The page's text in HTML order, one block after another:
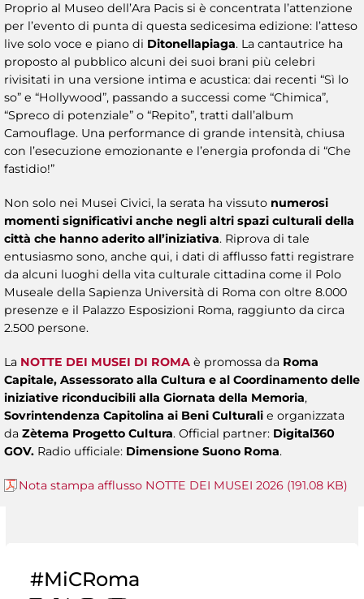
Proprio al Museo dell’Ara Pacis si è concentrata l’attenzione
per l’evento di punta di questa sedicesima edizione: l’atteso
live solo voce e piano di Ditonellapiaga. La cantautrice ha
proposto al pubblico alcuni dei suoi brani più celebri
rivisitati in una versione intima e acustica: dai recenti “Sì lo
so” e “Hollywood”, passando a successi come “Chimica”,
“Spreco di potenziale” o “Repito”, tratti dall’album
Camouflage. Una performance di grande intensità, chiusa
con l’esecuzione emozionante e l’energia profonda di “Che
fastidio!”
Non solo nei Musei Civici, la serata ha vissuto numerosi
momenti significativi anche negli altri spazi culturali della
città che hanno aderito all’iniziativa. Riprova di tale
entusiasmo sono, anche qui, i dati di afflusso fatti registrare
da alcuni luoghi della vita culturale cittadina come il Polo
Museale della Sapienza Università di Roma con oltre 8.000
presenze e il Palazzo Esposizioni Roma, raggiunto da circa
2.500 persone.
La NOTTE DEI MUSEI DI ROMA è promossa da Roma
Capitale, Assessorato alla Cultura e al Coordinamento delle
iniziative riconducibili alla Giornata della Memoria,
Sovrintendenza Capitolina ai Beni Culturali e organizzata
da Zètema Progetto Cultura. Official partner: Digital360
GOV. Radio ufficiale: Dimensione Suono Roma.
Nota stampa afflusso NOTTE DEI MUSEI 2026 (191.08 KB)
#MiCRoma